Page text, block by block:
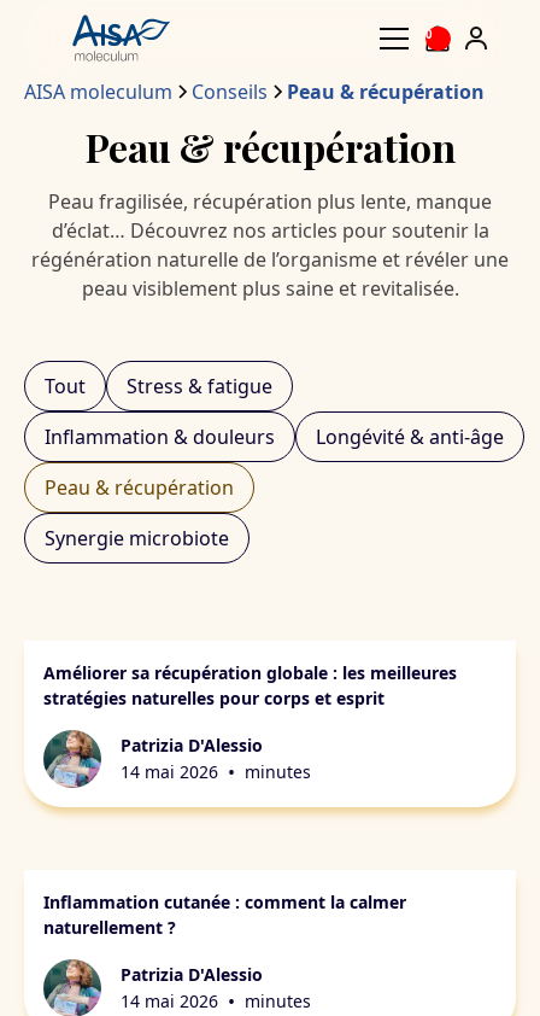
0
AISA moleculum Conseils Peau & récupération
Peau & récupération
Peau fragilisée, récupération plus lente, manque
d’éclat… Découvrez nos articles pour soutenir la
régénération naturelle de l’organisme et révéler une
peau visiblement plus saine et revitalisée.
Tout
Stress & fatigue
Inflammation & douleurs
Longévité & anti-âge
Peau & récupération
Synergie microbiote
Améliorer sa récupération globale : les meilleures
stratégies naturelles pour corps et esprit
Patrizia D'Alessio
14 mai 2026 • minutes
Inflammation cutanée : comment la calmer
naturellement ?
Patrizia D'Alessio
14 mai 2026 • minutes